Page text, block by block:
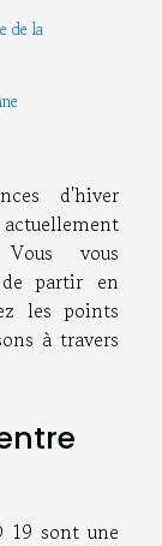
de la
d'hiver
vous
partir en
les points
à travers
19 sont une